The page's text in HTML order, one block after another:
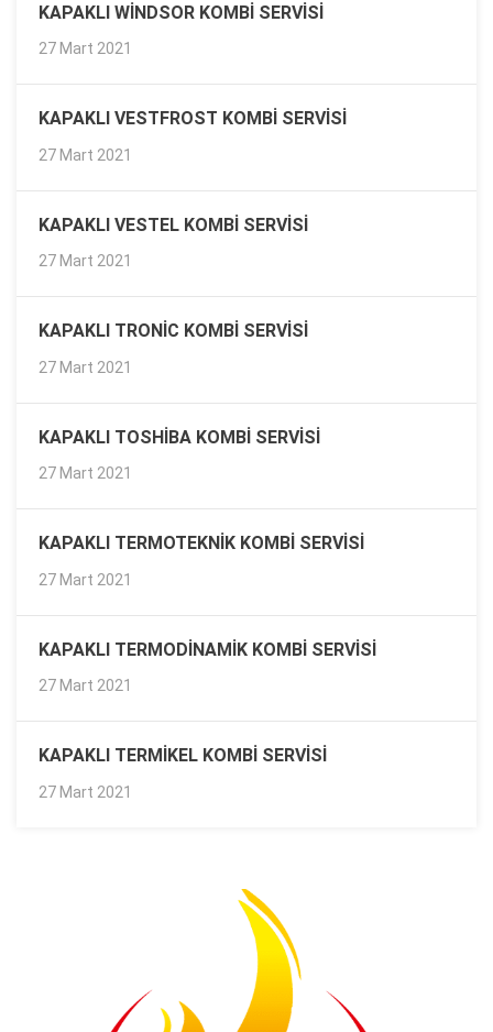
KAPAKLI WINDSOR KOMBI SERVISI
27 Mart 2021
KAPAKLI VESTFROST KOMBI SERVISI
27 Mart 2021
KAPAKLI VESTEL KOMBI SERVISI
27 Mart 2021
KAPAKLI TRONIC KOMBI SERVISI
27 Mart 2021
KAPAKLI TOSHIBA KOMBI SERVISI
27 Mart 2021
KAPAKLI TERMOTEKNIK KOMBI SERVISI
27 Mart 2021
KAPAKLI TERMODINAMIK KOMBI SERVISI
27 Mart 2021
KAPAKLI TERMIKEL KOMBI SERVISI
27 Mart 2021